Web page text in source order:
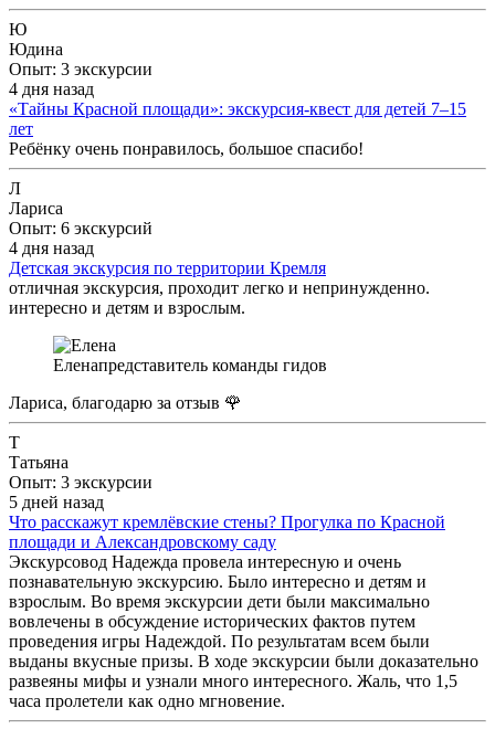
Ю
Юдина
Опыт: 3 экскурсии
4 дня назад
«Тайны Красной площади»: экскурсия-квест для детей 7–15
лет
Ребёнку очень понравилось, большое спасибо!
Л
Лариса
Опыт: 6 экскурсий
4 дня назад
Детская экскурсия по территории Кремля
отличная экскурсия, проходит легко и непринужденно.
интересно и детям и взрослым.
Еленапредставитель команды гидов
Лариса, благодарю за отзыв 🌹
Т
Татьяна
Опыт: 3 экскурсии
5 дней назад
Что расскажут кремлёвские стены? Прогулка по Красной
площади и Александровскому саду
Экскурсовод Надежда провела интересную и очень
познавательную экскурсию. Было интересно и детям и
взрослым. Во время экскурсии дети были максимально
вовлечены в обсуждение исторических фактов путем
проведения игры Надеждой. По результатам всем были
выданы вкусные призы. В ходе экскурсии были доказательно
развеяны мифы и узнали много интересного. Жаль, что 1,5
часа пролетели как одно мгновение.